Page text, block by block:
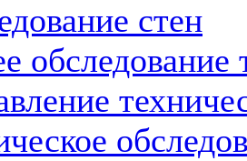
стен
обследование